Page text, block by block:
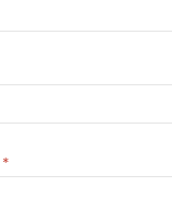
*